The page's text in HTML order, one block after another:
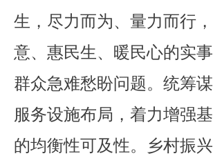
生，尽力而为、量力而行
意、惠民生、暖民心的实
群众急难愁盼问题。统筹
服务设施布局，着力增强
的均衡性可及性。乡村振